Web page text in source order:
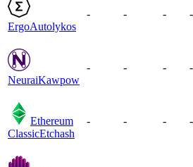
ErgoAutolykos
- - - -
NeuraiKawpow
- - - -
Ethereum
ClassicEtchash
- - - -